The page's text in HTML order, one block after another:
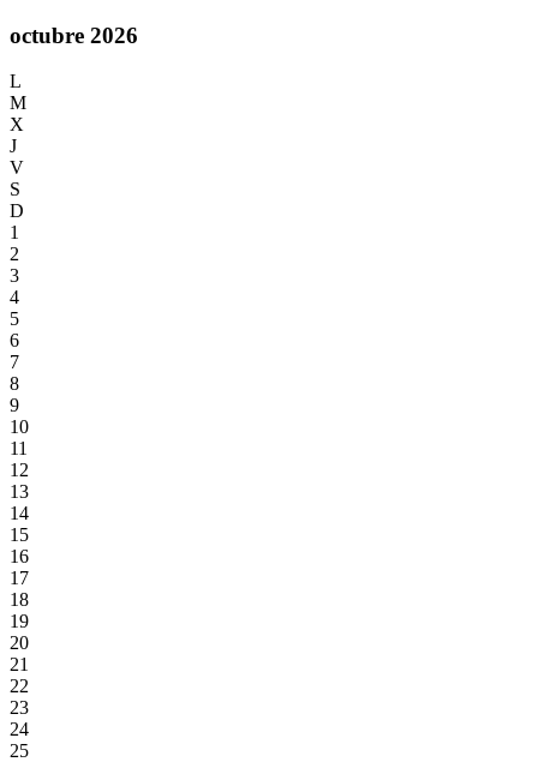
octubre 2026
L
M
X
J
V
S
D
1
2
3
4
5
6
7
8
9
10
11
12
13
14
15
16
17
18
19
20
21
22
23
24
25